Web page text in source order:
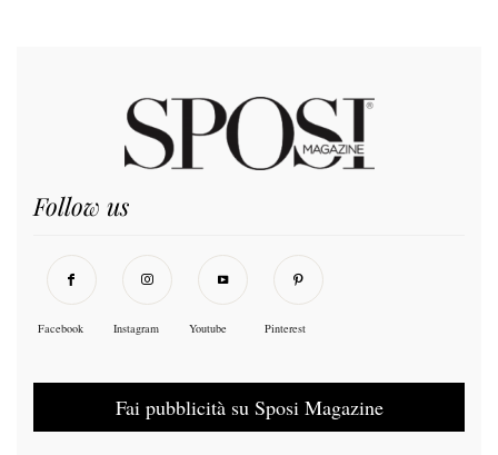
Follow us
Facebook Instagram Youtube Pinterest
Fai pubblicità su Sposi Magazine